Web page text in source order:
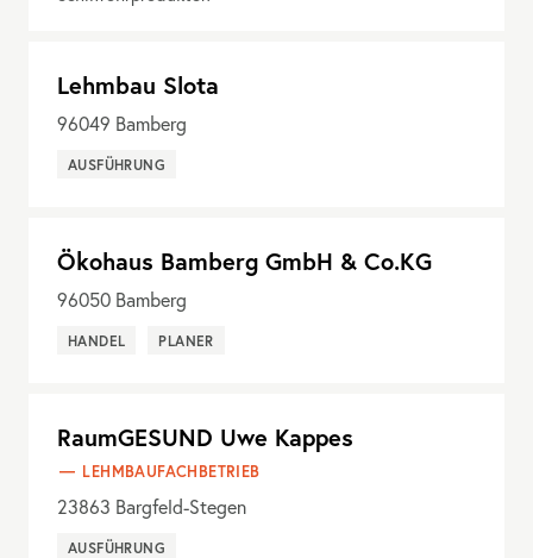
Lehmbau Slota
96049 Bamberg
AUSFÜHRUNG
Ökohaus Bamberg GmbH & Co.KG
96050 Bamberg
HANDEL PLANER
RaumGESUND Uwe Kappes
LEHMBAUFACHBETRIEB
23863 Bargfeld-Stegen
AUSFÜHRUNG